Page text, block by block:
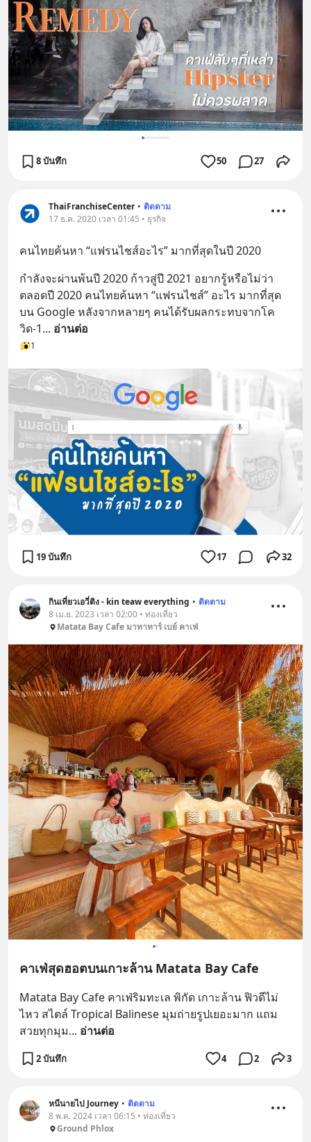
8 บันทึก 50 27
ThaiFranchiseCenter • ติดตาม
17 ธ.ค. 2020 เวลา 01:45 • ธุรกิจ
คนไทยค้นหา “แฟรนไชส์อะไร” มากที่สุดในปี 2020
กำลังจะผ่านพ้นปี 2020 ก้าวสู่ปี 2021 อยากรู้หรือไม่ว่า
ตลอดปี 2020 คนไทยค้นหา “แฟรนไชส์” อะไร มากที่สุด
บน Google หลังจากหลายๆ คนได้รับผลกระทบจากโค
วิด-1... อ่านต่อ
1
19 บันทึก 17 32
กินเที่ยวเอวี่ติง - kin teaw everything • ติดตาม
8 เม.ย. 2023 เวลา 02:00 • ท่องเที่ยว
Matata Bay Cafe มาทาทาร์ เบย์ คาเฟ่
คาเฟ่สุดฮอตบนเกาะล้าน Matata Bay Cafe
Matata Bay Cafe คาเฟ่ริมทะเล พิกัด เกาะล้าน ฟิวดีไม่
ไหว สไตล์ Tropical Balinese มุมถ่ายรูปเยอะมาก แถม
สวยทุกมุม... อ่านต่อ
2 บันทึก 4 2 3
หนีนายไป Journey • ติดตาม
8 พ.ค. 2024 เวลา 06:15 • ท่องเที่ยว
Ground Phlox